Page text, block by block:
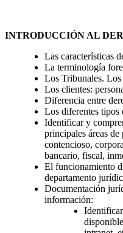
INTRODUCCIÓN AL
Las características
La terminología
Los Tribunales.
Los clientes:
Diferencia entre
Los diferentes tipos
Identificar y
principales áreas
contencioso,
bancario, fiscal,
El funcionamiento
departamento
Documentación
información: